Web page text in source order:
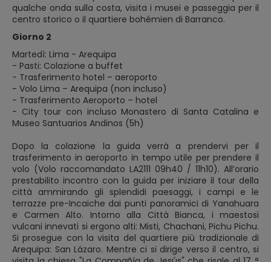
qualche onda sulla costa, visita i musei e passeggia per il
centro storico o il quartiere bohémien di Barranco.
Giorno 2
Martedì: Lima - Arequipa
- Pasti: Colazione a buffet
- Trasferimento hotel – aeroporto
- Volo Lima – Arequipa (non incluso)
- Trasferimento Aeroporto – hotel
- City tour con incluso Monastero di Santa Catalina e
Museo Santuarios Andinos (5h)
Dopo la colazione la guida verrà a prendervi per il
trasferimento in aeroporto in tempo utile per prendere il
volo (Volo raccomandato LA2111 09h40 / 11h10). All’orario
prestabilito incontro con la guida per iniziare il tour della
città ammirando gli splendidi paesaggi, i campi e le
terrazze pre-Incaiche dai punti panoramici di Yanahuara
e Carmen Alto. Intorno alla Città Bianca, i maestosi
vulcani innevati si ergono alti: Misti, Chachani, Pichu Pichu.
Si prosegue con la visita del quartiere più tradizionale di
Arequipa: San Lázaro. Mentre ci si dirige verso il centro, si